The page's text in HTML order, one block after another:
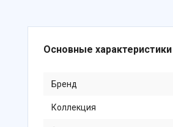
Основные характеристики
Бренд
Коллекция